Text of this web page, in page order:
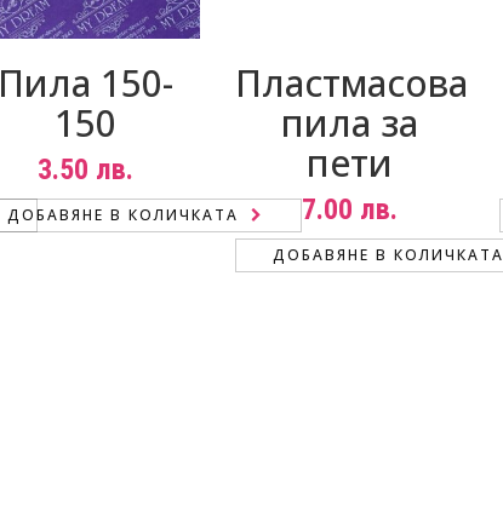
Пила 150-
150
3.50 лв.
ДОБАВЯНЕ В КОЛИЧКАТА
Пластмасова
пила за
пети
7.00 лв.
ДОБАВЯНЕ В КОЛИЧКАТА